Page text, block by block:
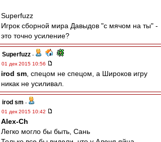
Superfuzz
Игрок сборной мира Давыдов "с мячом на ты" -
это точно усиление?
Superfuzz -
01 дек 2015 10:56
irod sm , спецом не спецом, а Широков игру
никак не усиливал.
irod sm -
01 дек 2015 10:42
Alex-Ch
Легко могло бы быть, Сань